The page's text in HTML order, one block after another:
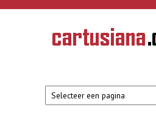
Overslaan en naar de inhoud gaan
Geschiedenis
van de